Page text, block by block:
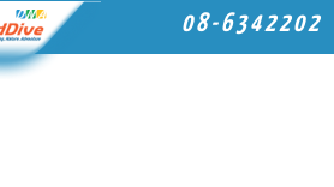
08-6342202